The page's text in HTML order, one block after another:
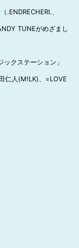
、
TUNEがめざまし
クステーション」
仁人(M!LK)、=LOVE